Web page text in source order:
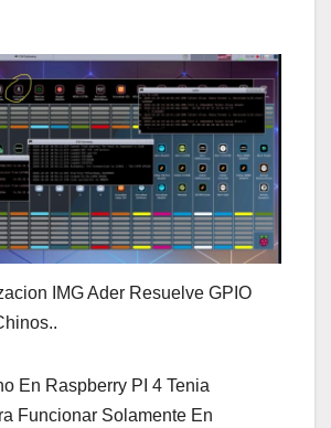
IMG Ader Resuelve GPIO
En Raspberry PI 4 Tenia
Funcionar Solamente En